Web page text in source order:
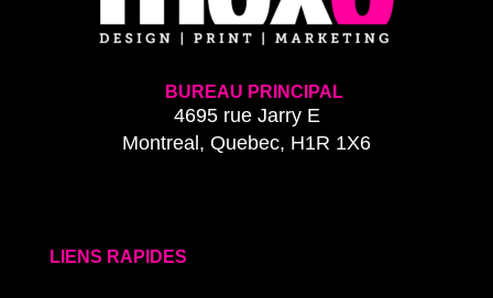
BUREAU PRINCIPAL
4695 rue Jarry E
Montreal, Quebec, H1R 1X6
LIENS RAPIDES